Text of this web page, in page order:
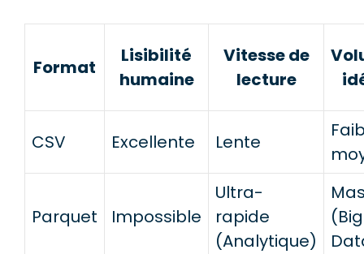
Format
Lisibilité
humaine
Vitesse de
lecture
CSV Excellente Lente
Parquet Impossible
Ultra-
rapide
(Analytique)
(Big